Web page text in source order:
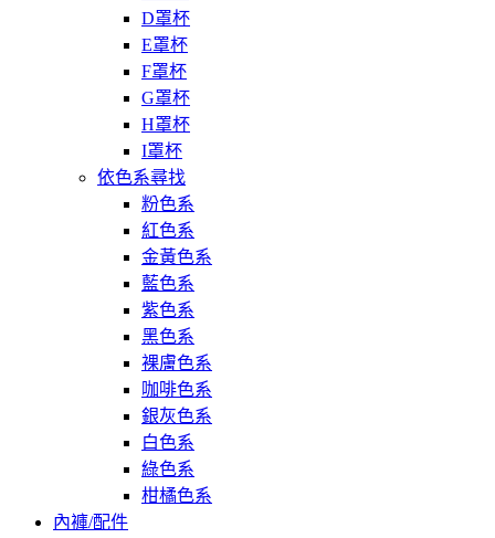
D罩杯
E罩杯
F罩杯
G罩杯
H罩杯
I罩杯
依色系尋找
粉色系
紅色系
金黃色系
藍色系
紫色系
黑色系
裸膚色系
咖啡色系
銀灰色系
白色系
綠色系
柑橘色系
內褲/配件